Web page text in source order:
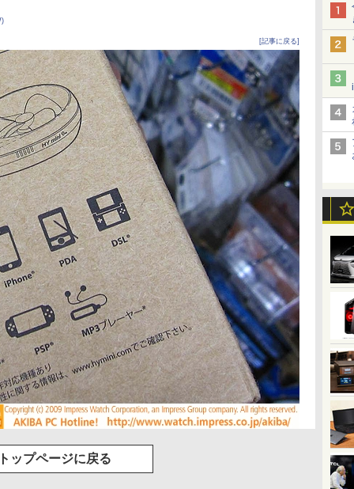
[記事に戻る]
ップページに戻る